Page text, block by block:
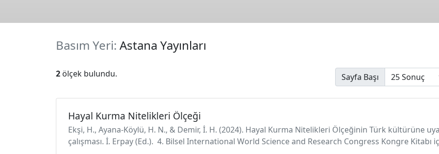
Basım Yeri: Astana Yayınları
2 ölçek bulundu. Sayfa Başı
Hayal Kurma Nitelikleri Ölçeği
Ekşi, H., Ayana-Köylü, H. N., & Demir, İ. H. (2024). Hayal Kurma Nitelikleri Ölçeğinin Türk kültürüne
çalışması. İ. Erpay (Ed.). 4. Bilsel International World Science and Research Congress Kongre Kitabı